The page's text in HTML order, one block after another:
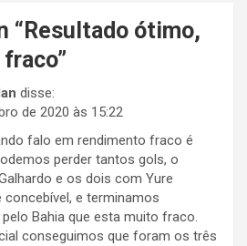
“ Resultado ótimo,
fraco”
disse:
de 2020 às 15:22
falo em rendimento fraco é
perder tantos gols, o
e os dois com Yure
concebível, e terminamos
Bahia que esta muito fraco.
conseguimos que foram os três